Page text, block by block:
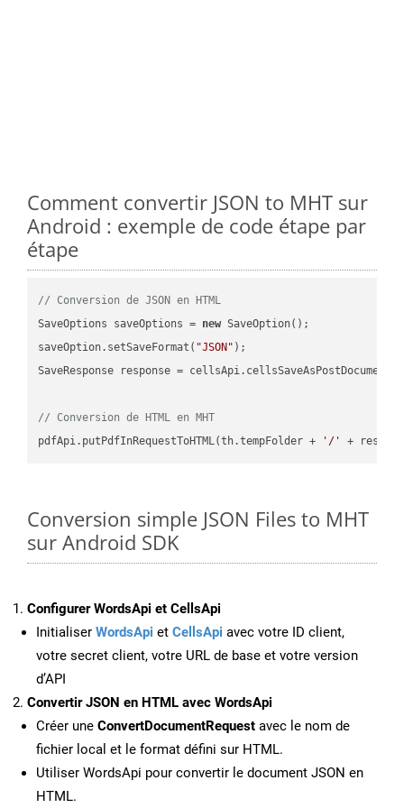
Comment convertir JSON to MHT sur
Android : exemple de code étape par
étape
// Conversion de JSON en HTML
SaveOptions saveOptions = new SaveOption();
saveOption.setSaveFormat( "JSON" );
SaveResponse response =
// Conversion de HTML en MHT
pdfApi.putPdfInRequestToHTML(th.tempFolder +
'/' +
Conversion simple JSON Files to MHT
sur Android SDK
Configurer WordsApi et CellsApi
Initialiser WordsApi et CellsApi avec votre ID client,
votre secret client, votre URL de base et votre version
d’API
Convertir JSON en HTML avec WordsApi
Créer une ConvertDocumentRequest avec le nom de
fichier local et le format défini sur HTML.
Utiliser WordsApi pour convertir le document JSON en
HTML.